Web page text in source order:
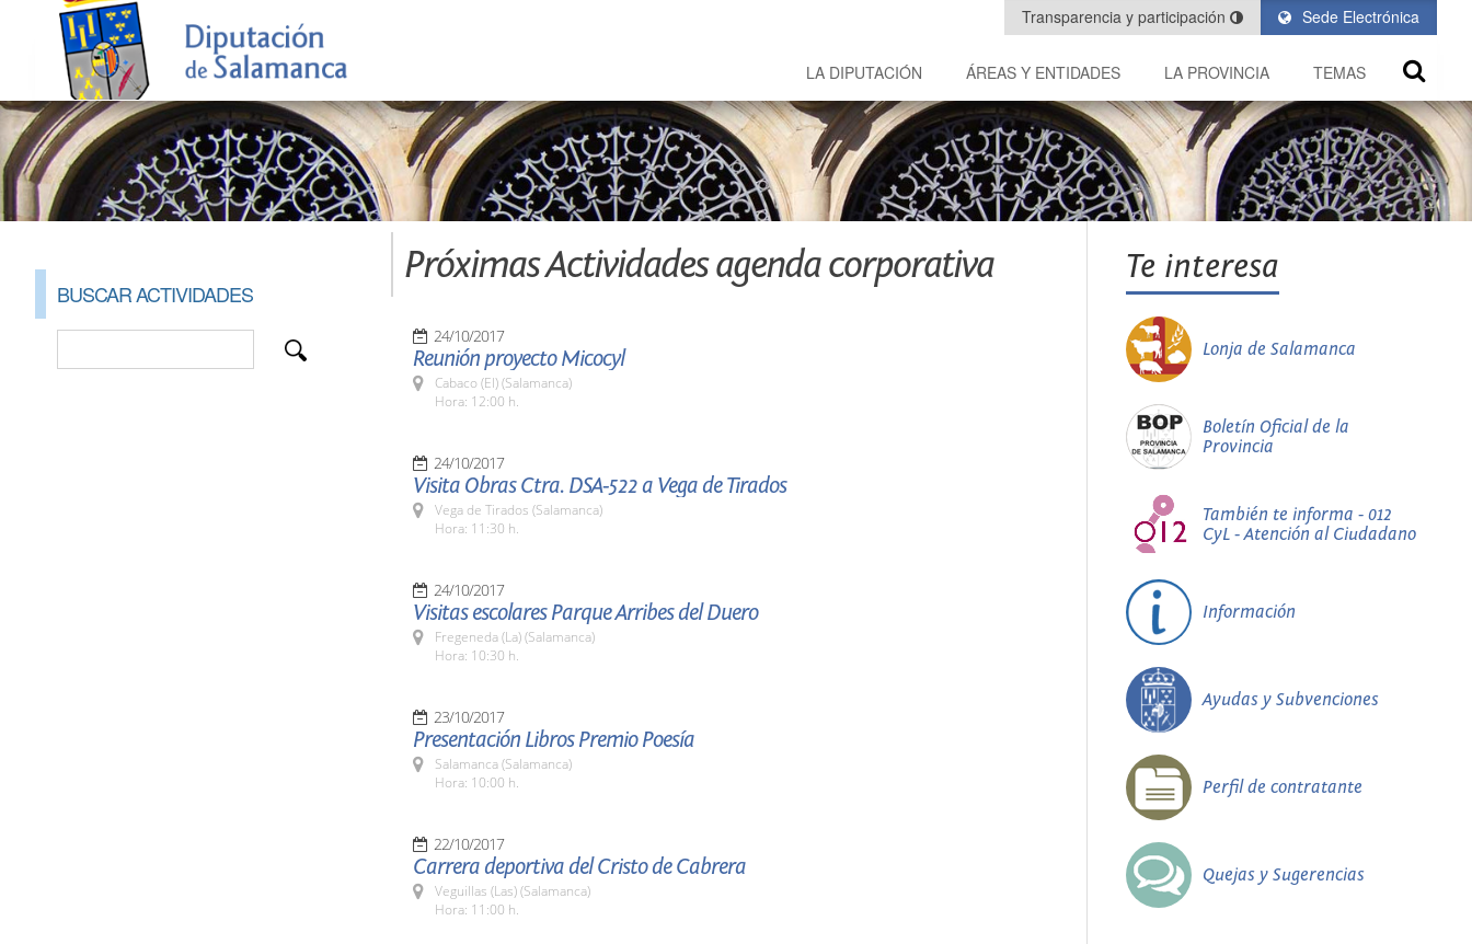
Sede Electrónica
Transparencia y participación
LA DIPUTACIÓN ÁREAS Y ENTIDADES LA PROVINCIA TEMAS
BUSCAR ACTIVIDADES
Próximas Actividades agenda corporativa
24/10/2017
Reunión proyecto Micocyl
Cabaco (El) (Salamanca)
Hora: 12:00 h.
24/10/2017
Visita Obras Ctra. DSA-522 a Vega de Tirados
Vega de Tirados (Salamanca)
Hora: 11:30 h.
24/10/2017
Visitas escolares Parque Arribes del Duero
Fregeneda (La) (Salamanca)
Hora: 10:30 h.
23/10/2017
Presentación Libros Premio Poesía
Salamanca (Salamanca)
Hora: 10:00 h.
22/10/2017
Carrera deportiva del Cristo de Cabrera
Veguillas (Las) (Salamanca)
Hora: 11:00 h.
Te interesa
Lonja de Salamanca
Boletín Oficial de la
Provincia
También te informa - 012
CyL - Atención al Ciudadano
Información
Ayudas y Subvenciones
Perfil de contratante
Quejas y Sugerencias